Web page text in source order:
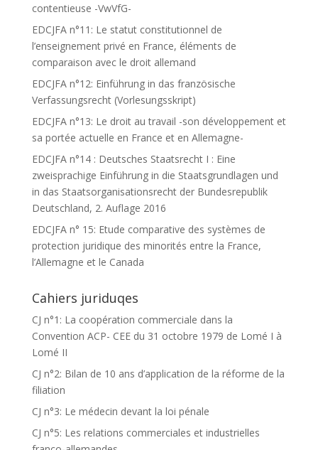
contentieuse -VwVfG-
EDCJFA n°11: Le statut constitutionnel de
l’enseignement privé en France, éléments de
comparaison avec le droit allemand
EDCJFA n°12: Einführung in das französische
Verfassungsrecht (Vorlesungsskript)
EDCJFA n°13: Le droit au travail -son développement et
sa portée actuelle en France et en Allemagne-
EDCJFA n°14 : Deutsches Staatsrecht I : Eine
zweisprachige Einführung in die Staatsgrundlagen und
in das Staatsorganisationsrecht der Bundesrepublik
Deutschland, 2. Auflage 2016
EDCJFA n° 15: Etude comparative des systèmes de
protection juridique des minorités entre la France,
l’Allemagne et le Canada
Cahiers juriduqes
CJ n°1: La coopération commerciale dans la
Convention ACP- CEE du 31 octobre 1979 de Lomé I à
Lomé II
CJ n°2: Bilan de 10 ans d’application de la réforme de la
filiation
CJ n°3: Le médecin devant la loi pénale
CJ n°5: Les relations commerciales et industrielles